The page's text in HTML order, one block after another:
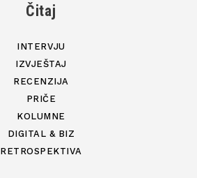
Čitaj
INTERVJU
IZVJEŠTAJ
RECENZIJA
PRIČE
KOLUMNE
DIGITAL & BIZ
RETROSPEKTIVA